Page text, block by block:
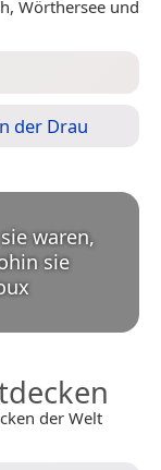
Wörthersee und
der Drau
waren,
sie
der Welt